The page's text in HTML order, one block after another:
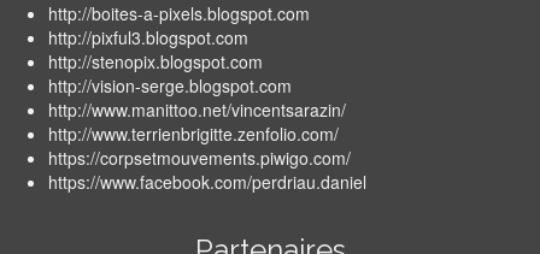
http://boites-a-pixels.blogspot.com
http://pixful3.blogspot.com
http://stenopix.blogspot.com
http://vision-serge.blogspot.com
http://www.manittoo.net/vincentsarazin/
http://www.terrienbrigitte.zenfolio.com/
https://corpsetmouvements.piwigo.com/
https://www.facebook.com/perdriau.daniel